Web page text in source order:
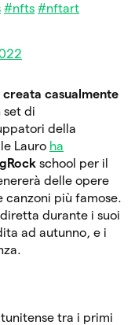
#nfts #nftart
creata casualmente
set di
della
Lauro ha
school per il
delle opere
canzoni più famose.
durante i suoi
ad autunno, e i
tra i primi